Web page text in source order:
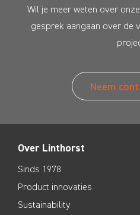
Wil je meer weten over
gesprek aangaan over de
Neem
Over Linthorst
Sinds 1978
Product innovaties
Sustainability